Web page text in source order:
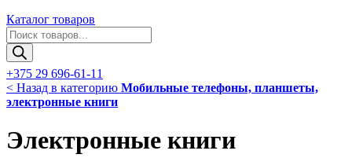
Каталог товаров
Поиск
товаров
+375 29 696-61-11
< Назад в категорию Мобильные телефоны, планшеты,
электронные книги
Электронные книги